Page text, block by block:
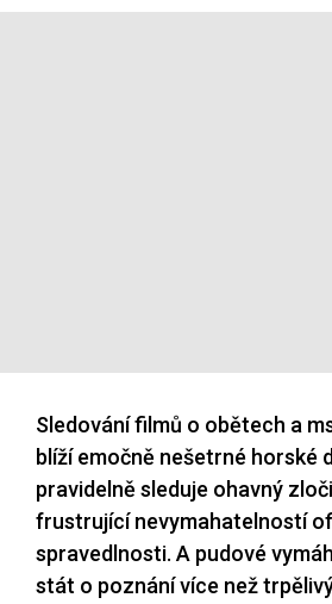
Sledování filmů o obětech a
blíží emočně nešetrné horské
pravidelně sleduje ohavný
frustrující nevymahatelností
spravedlnosti. A pudové
stát o poznání více než